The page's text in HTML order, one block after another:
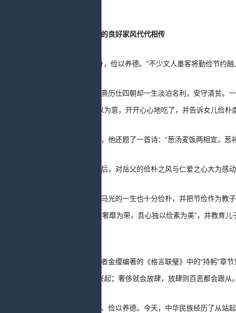
勤俭节约的良好家风代代相传
“静以修身，俭以养德。”不少文人墨客将勤俭节约融
理学家朱熹历仕四朝却一生淡泊名利，安守清贫
疚。朱熹却不以为意，开开心心地吃了，并告诉女儿俭
吃完饭后，他还题了一首诗：“葱汤麦饭两相宜，葱
女婿回来后，对岳父的俭朴之风与仁爱之心大为感
史学家司马光的一生也十分俭朴，并把节俭作为
腹”，“众人皆以奢靡为荣，吾心独以俭素为美”，并教育
在清代学者金缨编著的《格言联璧》中的“持躬”章
制则百善都会兴起；奢侈就会放肆，放肆则百恶都会跟从。
节用裕民、俭以养德。今天，中华民族经历了从